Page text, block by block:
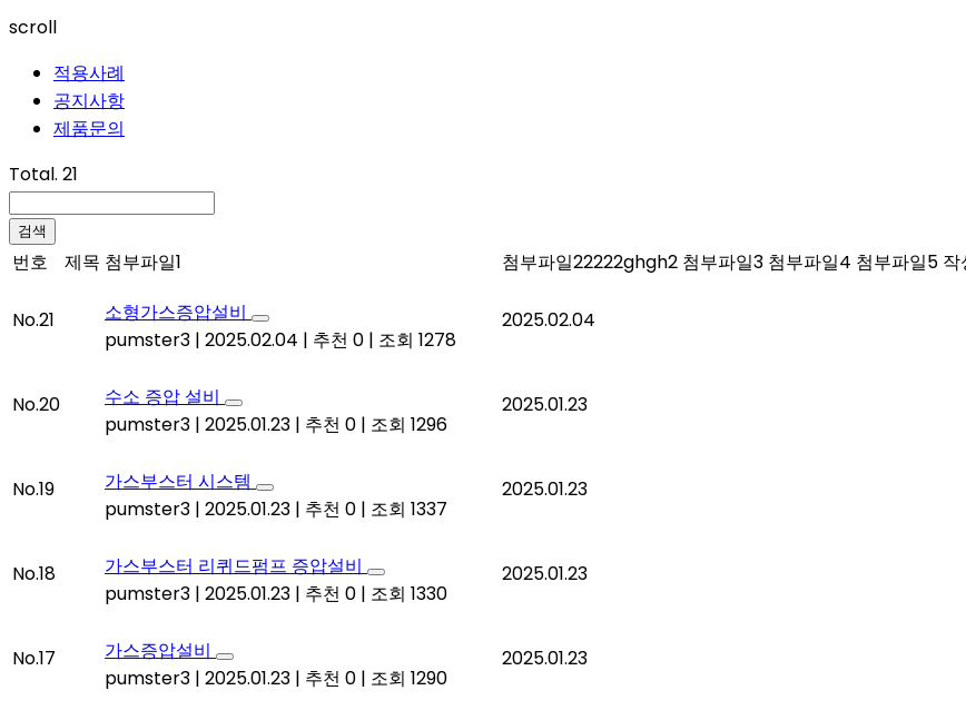
scroll
적용사례
공지사항
제품문의
Total. 21
검색
번호 제목 첨부파일1 첨부파일22222ghgh2 첨부파일3 첨부파일4 첨부파일5 작
No.21
소형가스증압설비
pumster3 | 2025.02.04 | 추천 0 | 조회 1278
2025.02.04
No.20
수소 증압 설비
pumster3 | 2025.01.23 | 추천 0 | 조회 1296
2025.01.23
No.19
가스부스터 시스템
pumster3 | 2025.01.23 | 추천 0 | 조회 1337
2025.01.23
No.18
가스부스터 리퀴드펌프 증압설비
pumster3 | 2025.01.23 | 추천 0 | 조회 1330
2025.01.23
No.17
가스증압설비
pumster3 | 2025.01.23 | 추천 0 | 조회 1290
2025.01.23